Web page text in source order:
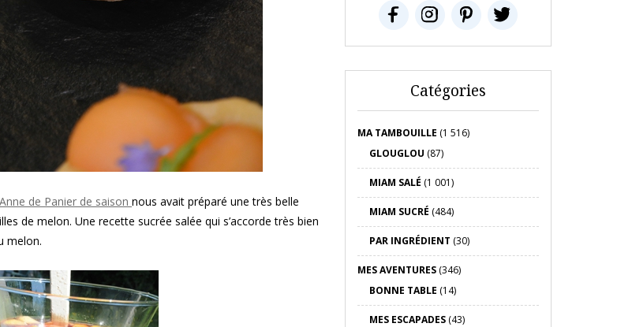
Anne de Panier de saison nous avait préparé une très belle
de melon. Une recette sucrée salée qui s’accorde très bien
melon.
Catégories
MA TAMBOUILLE (1 516)
GLOUGLOU (87)
MIAM SALÉ (1 001)
MIAM SUCRÉ (484)
PAR INGRÉDIENT (30)
MES AVENTURES(346)
BONNE TABLE (14)
MES ESCAPADES(43)